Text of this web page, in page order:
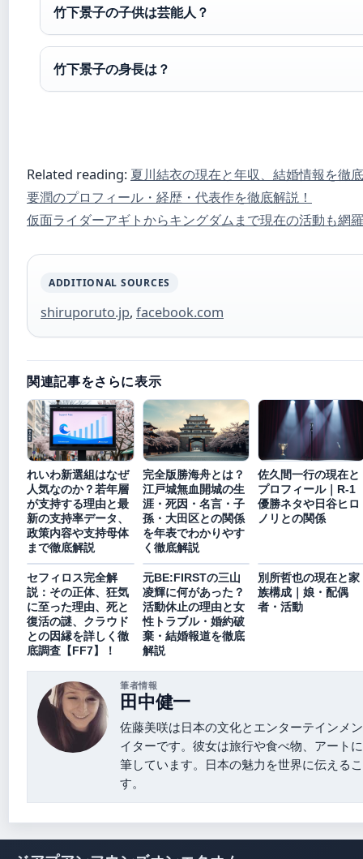
竹下景子の子供は芸能人？
竹下景子の身長は？
Related reading: 夏川結衣の現在と年収、結婚情報を徹
要潤のプロフィール・経歴・代表作を徹底解説！
仮面ライダーアギトからキングダムまで現在の活動も網羅
ADDITIONAL SOURCES
shiruporuto.jp, facebook.com
関連記事をさらに表示
れいわ新選組はなぜ
人気なのか？若年層
が支持する理由と最
新の支持率データ、
政策内容や支持母体
まで徹底解説
完全版勝海舟とは？
江戸城無血開城の生
涯・死因・名言・子
孫・大田区との関係
を年表でわかりやす
く徹底解説
佐久間一行の現在と
プロフィール｜R-1
優勝ネタや日谷ヒロ
ノリとの関係
セフィロス完全解
説：その正体、狂気
に至った理由、死と
復活の謎、クラウド
との因縁を詳しく徹
底調査【FF7】！
元BE:FIRSTの三山
凌輝に何があった？
活動休止の理由と女
性トラブル・婚約破
棄・結婚報道を徹底
解説
別所哲也の現在と家
族構成｜娘・配偶
者・活動
筆者情報
田中健一
佐藤美咲は日本の文化とエンターテインメ
イターです。彼女は旅行や食べ物、アート
筆しています。日本の魅力を世界に伝える
す。